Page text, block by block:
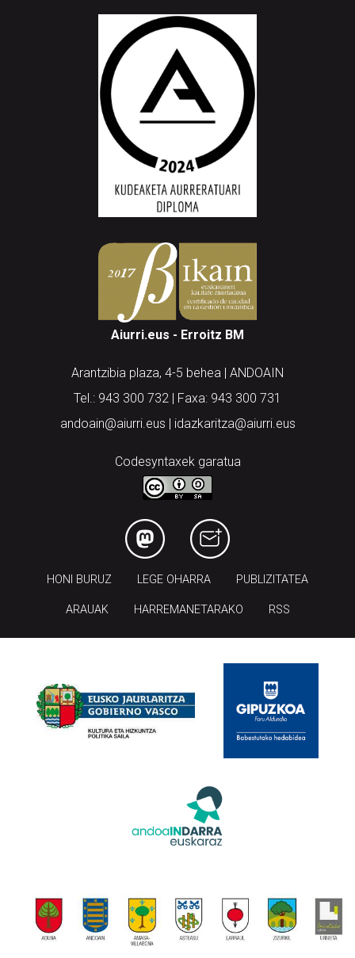
Aiurri.eus - Erroitz BM
Arantzibia plaza, 4-5 behea | ANDOAIN
Tel.: 943 300 732 | Faxa: 943 300 731
andoain@aiurri.eus | idazkaritza@aiurri.eus
Codesyntaxek garatua
HONI BURUZ LEGE OHARRA PUBLIZITATEA
ARAUAK HARREMANETARAKO RSS